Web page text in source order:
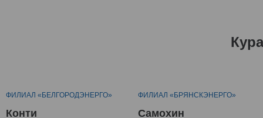
ФИЛИАЛ «БЕЛГОРОДЭНЕРГО»
Конти
ФИЛИАЛ «БРЯНСКЭНЕРГО»
Самохин